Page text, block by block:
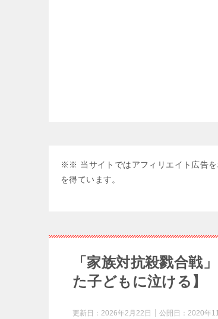
※※ 当サイトではアフィリエイト広告を
を得ています。
「家族対抗殺戮合戦
た子どもに泣ける】
更新日： 2026年2月22日 公開日： 2020年